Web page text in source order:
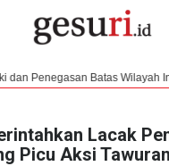
Batas Wilayah Indonesia
Lacak
Picu Aksi Tawuran